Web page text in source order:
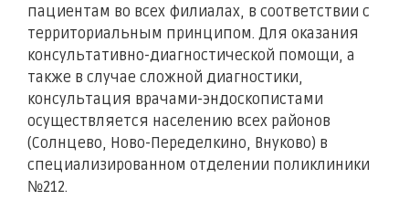
пациентам во всех филиалах, в соответствии с
территориальным принципом. Для оказания
консультативно-диагностической помощи, а
также в случае сложной диагностики,
консультация врачами-эндоскопистами
осуществляется населению всех районов
(Солнцево, Ново-Переделкино, Внуково) в
специализированном отделении поликлиники
№212.